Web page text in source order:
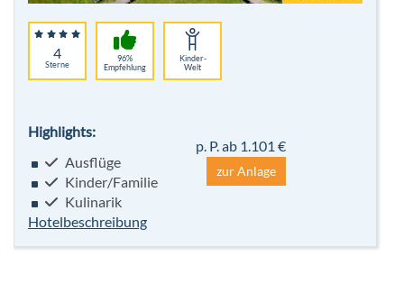
4
Sterne
96%
Empfehlung
Kinder-
Welt
Highlights:
Ausflüge
Kinder/Familie
Kulinarik
Hotelbeschreibung
p. P. ab 1.101 €
zur Anlage